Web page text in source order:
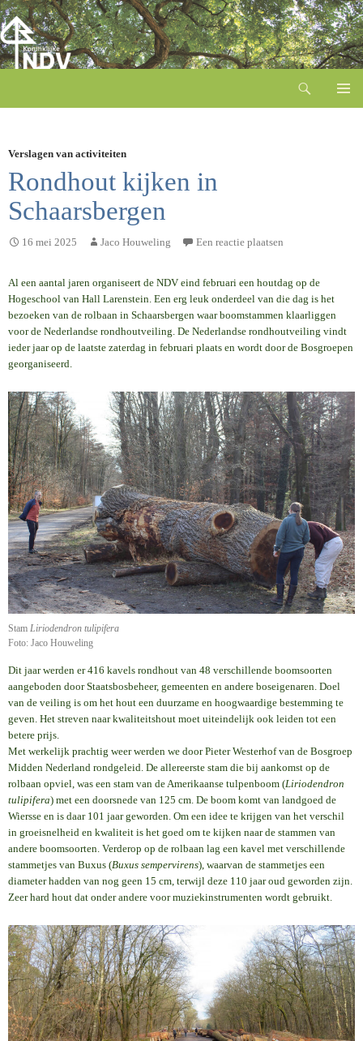
inhoud
Verslagen van activiteiten
Rondhout kijken in
Schaarsbergen
16 mei 2025 Jaco Houweling Een reactie plaatsen
Al een aantal jaren organiseert de NDV eind februari een houtdag op de
Hogeschool van Hall Larenstein. Een erg leuk onderdeel van die dag is het
bezoeken van de rolbaan in Schaarsbergen waar boomstammen klaarliggen
voor de Nederlandse rondhoutveiling. De Nederlandse rondhoutveiling vindt
ieder jaar op de laatste zaterdag in februari plaats en wordt door de Bosgroepen
georganiseerd.
Stam Liriodendron tulipifera
Foto: Jaco Houweling
Dit jaar werden er 416 kavels rondhout van 48 verschillende boomsoorten
aangeboden door Staatsbosbeheer, gemeenten en andere boseigenaren. Doel
van de veiling is om het hout een duurzame en hoogwaardige bestemming te
geven. Het streven naar kwaliteitshout moet uiteindelijk ook leiden tot een
betere prijs.
Met werkelijk prachtig weer werden we door Pieter Westerhof van de Bosgroep
Midden Nederland rondgeleid. De allereerste stam die bij aankomst op de
rolbaan opviel, was een stam van de Amerikaanse tulpenboom (Liriodendron
tulipifera) met een doorsnede van 125 cm. De boom komt van landgoed de
Wiersse en is daar 101 jaar geworden. Om een idee te krijgen van het verschil
in groeisnelheid en kwaliteit is het goed om te kijken naar de stammen van
andere boomsoorten. Verderop op de rolbaan lag een kavel met verschillende
stammetjes van Buxus (Buxus sempervirens), waarvan de stammetjes een
diameter hadden van nog geen 15 cm, terwijl deze 110 jaar oud geworden zijn.
Zeer hard hout dat onder andere voor muziekinstrumenten wordt gebruikt.